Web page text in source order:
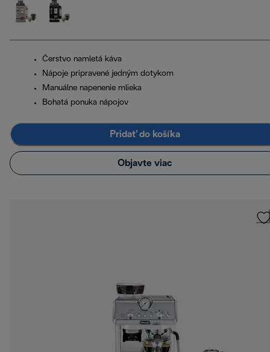
Čerstvo namletá káva
Nápoje pripravené jedným dotykom
Manuálne napenenie mlieka
Bohatá ponuka nápojov
Pridať do košíka
Objavte viac